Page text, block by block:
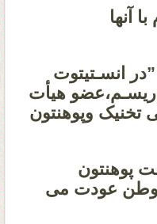
آنها
انسـتیتوت
هیأت
تخنیک وپوهنتون
پوهنتون
وطن عودت می